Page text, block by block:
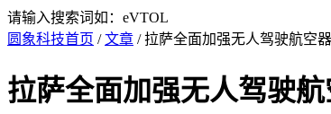
请输入搜索词如：eVTOL
圆象科技首页 /文章 / 拉萨全面加强无人驾驶航空
拉萨全面加强无人驾驶